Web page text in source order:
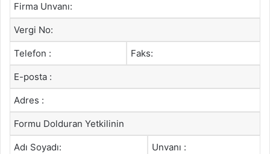
Firma Unvanı:
Vergi No:
Telefon : Faks:
E-posta :
Adres :
Formu Dolduran Yetkilinin
Adı Soyadı: Unvanı :